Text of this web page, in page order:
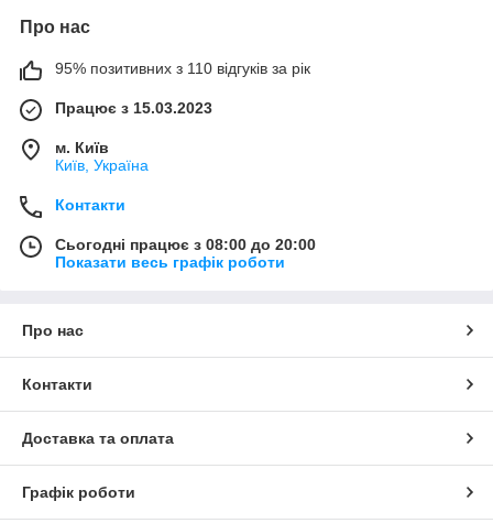
Про нас
95% позитивних з 110 відгуків за рік
Працює з 15.03.2023
м. Київ
Київ, Україна
Контакти
Сьогодні працює з 08:00 до 20:00
Показати весь графік роботи
Про нас
Контакти
Доставка та оплата
Графік роботи